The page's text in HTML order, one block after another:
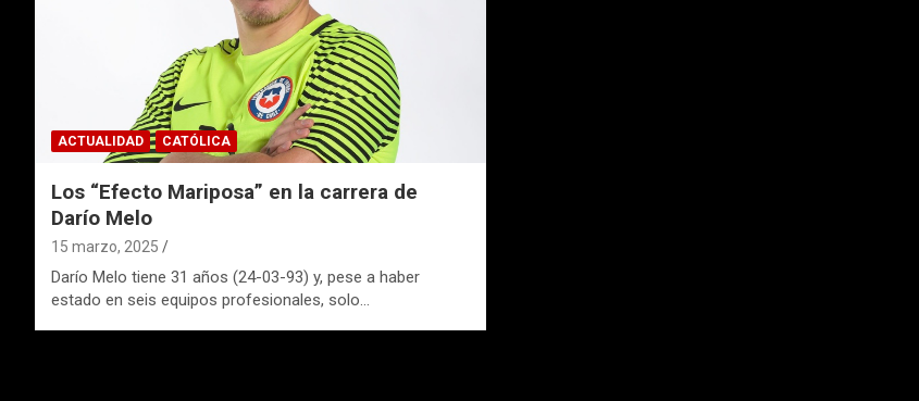
ACTUALIDAD CATÓLICA
Los “Efecto Mariposa” en la carrera de
Darío Melo
15 marzo, 2025
Darío Melo tiene 31 años (24-03-93) y, pese a haber
estado en seis equipos profesionales, solo…